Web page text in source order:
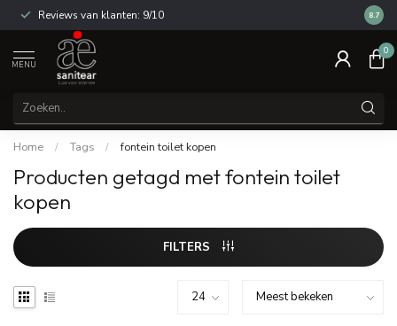
Reviews van klanten: 9/10 14
8.7
MENU
0
Home / Tags / fontein toilet kopen
Producten getagd met fontein toilet
kopen
FILTERS